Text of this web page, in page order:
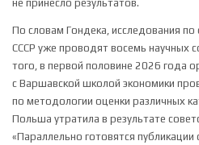
не принесло результатов.
По словам Гондека, исследования
СССР уже проводят восемь научных
того, в первой половине 2026 года
с Варшавской школой экономики
по методологии оценки различных
Польша утратила в результате
«Параллельно готовятся